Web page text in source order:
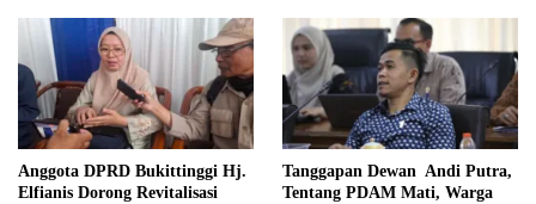
Anggota DPRD Bukittinggi Hj.
Elfianis Dorong Revitalisasi
Tanggapan Dewan Andi Putra,
Tentang PDAM Mati, Warga